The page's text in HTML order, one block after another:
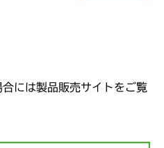
には製品販売サイトをご覧